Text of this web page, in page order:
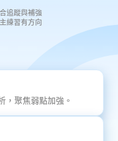
追蹤與補強
練習有方向
，聚焦弱點加強。